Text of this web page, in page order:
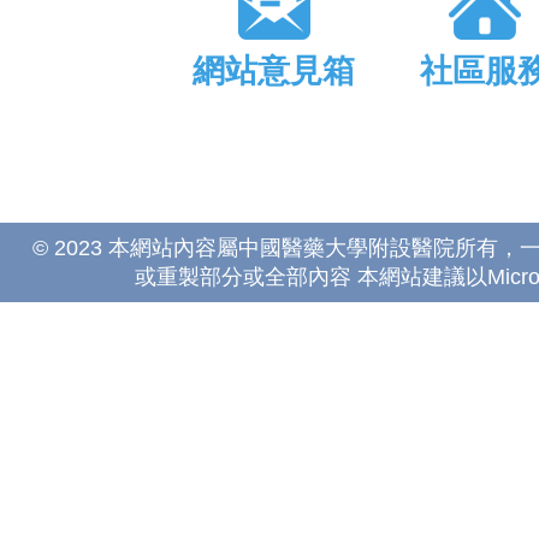
網站意見箱 社區服
© 2023 本網站內容屬中國醫藥大學附設醫院所有，
或重製部分或全部內容 本網站建議以